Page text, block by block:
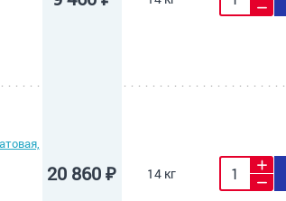
20 860 ₽ 14 кг